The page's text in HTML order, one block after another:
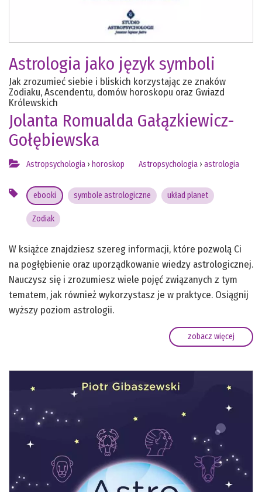
Astrologia jako język symboli
Jak zrozumieć siebie i bliskich korzystając ze znaków
Zodiaku, Ascendentu, domów horoskopu oraz Gwiazd
Królewskich
Jolanta Romualda Gałązkiewicz-
Gołębiewska
Astropsychologia › horoskop Astropsychologia › astrologia
ebooki symbole astrologiczne układ planet
Zodiak
W książce znajdziesz szereg informacji, które pozwolą Ci
na pogłębienie oraz uporządkowanie wiedzy astrologicznej.
Nauczysz się i zrozumiesz wiele pojęć związanych z tym
tematem, jak również wykorzystasz je w praktyce. Osiągnij
wyższy poziom astrologii.
zobacz więcej